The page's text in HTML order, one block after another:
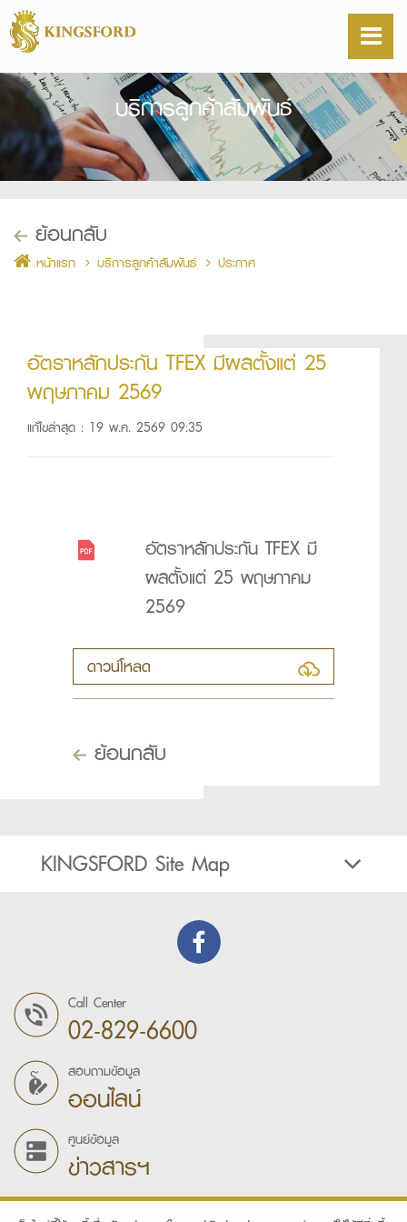
บริการลูกค้าสัมพันธ์
ย้อนกลับ
หน้าแรก บริการลูกค้าสัมพันธ์ ประกาศ
อัตราหลักประกัน TFEX มีผลตั้งแต่ 25
พฤษภาคม 2569
แก้ไขล่าสุด : 19 พ.ค. 2569 09:35
อัตราหลักประกัน TFEX มี
ผลตั้งแต่ 25 พฤษภาคม
2569
ดาวน์โหลด
ย้อนกลับ
KINGSFORD Site Map
Call Center
02-829-6600
สอบถามข้อมูล
ออนไลน์
ศูนย์ข้อมูล
ข่าวสารฯ